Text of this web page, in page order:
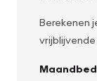
Berekenen